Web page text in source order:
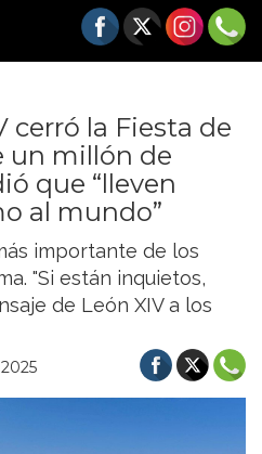
cerró la Fiesta de
un millón de
que “lleven
al mundo”
importante de los
"Si están inquietos,
de León XIV a los